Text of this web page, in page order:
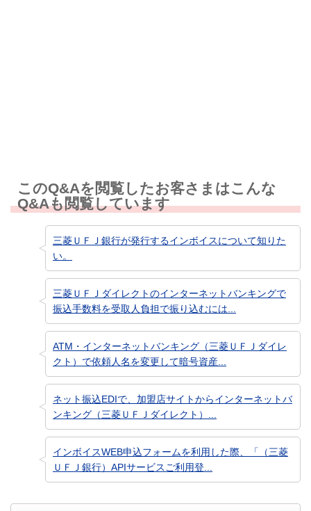
このQ&Aを閲覧したお客さまはこんな
Q&Aも閲覧しています
三菱ＵＦＪ銀行が発行するインボイスについて知りた
い。
三菱ＵＦＪダイレクトのインターネットバンキングで
振込手数料を受取人負担で振り込むには...
ATM・インターネットバンキング（三菱ＵＦＪダイレ
クト）で依頼人名を変更して暗号資産...
ネット振込EDIで、加盟店サイトからインターネットバ
ンキング（三菱ＵＦＪダイレクト）...
インボイスWEB申込フォームを利用した際、「（三菱
ＵＦＪ銀行）APIサービスご利用登...